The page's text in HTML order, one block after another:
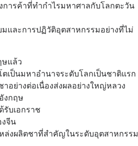
การค้าที่ทำกำไรมหาศาลกับโลกตะวัน
และการปฏิวัติอุตสาหกรรมอย่างที่ไม่
ษแล้ว
เป็นมหาอำนาจระดับโลกเป็นชาติแรก
อย่างต่อเนื่องส่งผลอย่างใหญ่หลวง
งกฤษ
รับเอกราช
จีน
ล่งผลิตชาที่สำคัญในระดับอุตสาหกรรม